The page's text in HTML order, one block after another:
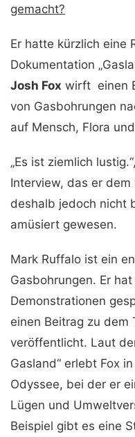
gemacht?
Er hatte kürzlich eine
Dokumentation
Josh Fox wirft einen
von Gasbohrungen
auf Mensch, Flora
„Es ist ziemlich
Interview, das er dem
deshalb jedoch nicht
amüsiert gewesen.
Mark Ruffalo ist ein
Gasbohrungen. Er
Demonstrationen
einen Beitrag zu dem
veröffentlicht. Laut
Gasland“ erlebt Fox
Odyssee, bei der er
Lügen und
Beispiel gibt es eine